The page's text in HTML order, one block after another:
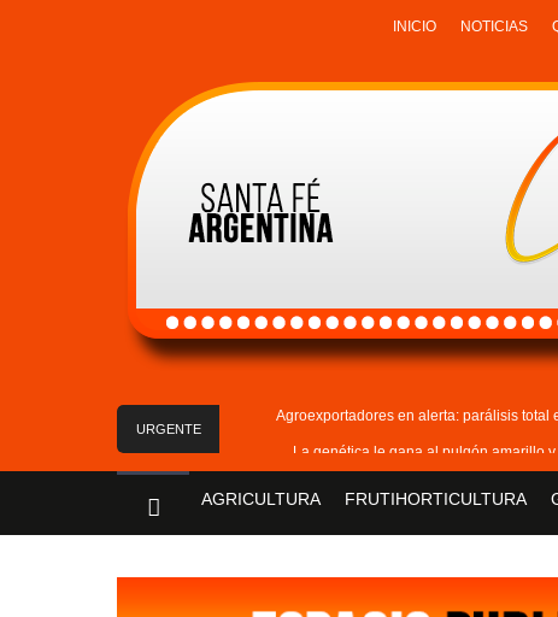
INICIO NOTICIAS
URGENTE
Agroexportadores en alerta: parálisis total
La genética le gana al pulgón amarillo
La actividad del agro
AGRICULTURA FRUTIHORTICULTURA